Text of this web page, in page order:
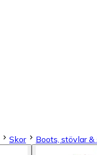
Skor Boots, stövlar